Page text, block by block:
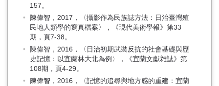
157。
陳偉智，2017，〈攝影作為民族誌方法：日治臺灣殖
民地人類學的寫真檔案〉，《現代美術學報》第33
期，頁7-38。
陳偉智，2016，〈日治初期武裝反抗的社會基礎與歷
史記憶：以宜蘭林大北為例〉，《宜蘭文獻雜誌》第
108期，頁4-29。
陳偉智，2016，〈記憶的追尋與地方感的重建：宜蘭